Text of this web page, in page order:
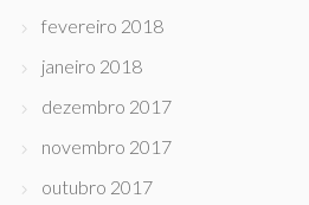
fevereiro 2018
janeiro 2018
dezembro 2017
novembro 2017
outubro 2017